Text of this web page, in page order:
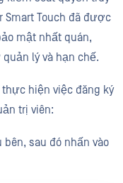
Smart Touch đã được
mật nhất quán,
lý và hạn chế.
hiện việc đăng ký
trị viên:
sau đó nhấn vào